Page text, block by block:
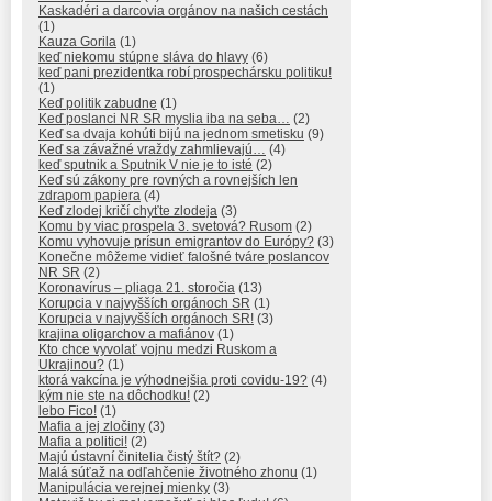
Kaskadéri a darcovia orgánov na našich cestách
(1)
Kauza Gorila (1)
keď niekomu stúpne sláva do hlavy (6)
keď pani prezidentka robí prospechársku politiku!
(1)
Keď politik zabudne (1)
Keď poslanci NR SR myslia iba na seba…
(2)
Keď sa dvaja kohúti bijú na jednom smetisku (9)
Keď sa závažné vraždy zahmlievajú…
(4)
keď sputnik a Sputnik V nie je to isté (2)
Keď sú zákony pre rovných a rovnejších len
zdrapom papiera (4)
Keď zlodej kričí chyťte zlodeja (3)
Komu by viac prospela 3. svetová? Rusom (2)
Komu vyhovuje prísun emigrantov do Európy? (3)
Konečne môžeme vidieť falošné tváre poslancov
NR SR (2)
Koronavírus – pliaga 21. storočia (13)
Korupcia v najvyšších orgánoch SR (1)
Korupcia v najvyšších orgánoch SR! (3)
krajina oligarchov a mafiánov (1)
Kto chce vyvolať vojnu medzi Ruskom a
Ukrajinou? (1)
ktorá vakcína je výhodnejšia proti covidu-19? (4)
kým nie ste na dôchodku! (2)
lebo Fico! (1)
Mafia a jej zločiny (3)
Mafia a politici! (2)
Majú ústavní činitelia čistý štít? (2)
Malá súťaž na odľahčenie životného zhonu (1)
Manipulácia verejnej mienky (3)